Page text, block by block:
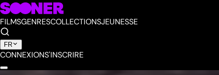
FILMSGENRESCOLLECTIONSJEUNESSE
FR
CONNEXIONS'INSCRIRE